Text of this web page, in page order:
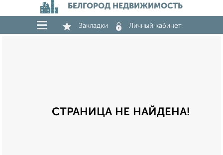
БЕЛГОРОД НЕДВИЖИМОСТЬ
Закладки Личный кабинет
СТРАНИЦА НЕ НАЙДЕНА!